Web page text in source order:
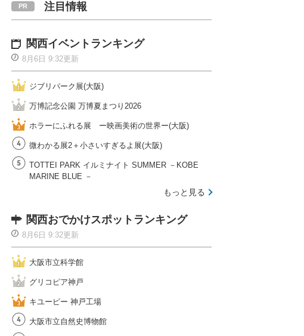
注目情報
関西イベントランキング
8月6日 9:32更新
ジブリパーク展(大阪)
万博記念公園 万博夏まつり2026
ホラーにふれる展 ー映画美術の世界ー(大阪)
微わかる展2＋小さいすぎるよ展(大阪)
TOTTEI PARK イルミナイト SUMMER －KOBE
MARINE BLUE －
もっと見る
関西おでかけスポットランキング
8月6日 9:32更新
大阪市立科学館
グリコピア神戸
キユーピー 神戸工場
大阪市立自然史博物館